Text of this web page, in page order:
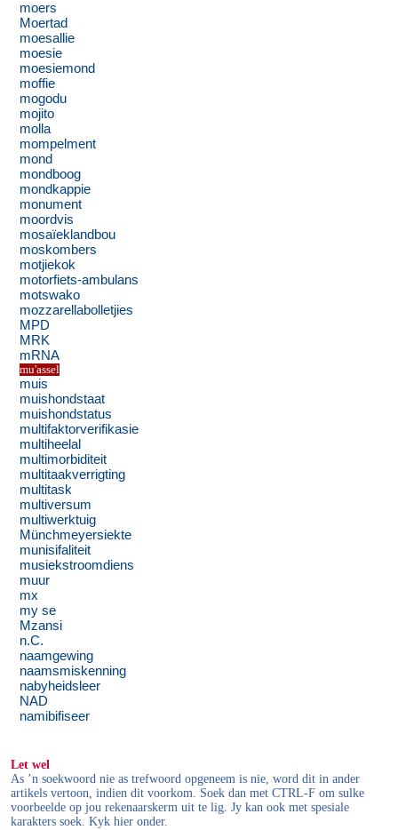
moers
Moertad
moesallie
moesie
moesiemond
moffie
mogodu
mojito
molla
mompelment
mond
mondboog
mondkappie
monument
moordvis
mosaïeklandbou
moskombers
motjiekok
motorfiets-ambulans
motswako
mozzarellabolletjies
MPD
MRK
mRNA
mu'assel
muis
muishondstaat
muishondstatus
multifaktorverifikasie
multiheelal
multimorbiditeit
multitaakverrigting
multitask
multiversum
multiwerktuig
Münchmeyersiekte
munisifaliteit
musiekstroomdiens
muur
mx
my se
Mzansi
n.C.
naamgewing
naamsmiskenning
nabyheidsleer
NAD
namibifiseer
Let wel
As ’n soekwoord nie as trefwoord opgeneem is nie, word dit in ander
artikels vertoon, indien dit voorkom. Soek dan met CTRL-F om sulke
voorbeelde op jou rekenaarskerm uit te lig. Jy kan ook met spesiale
karakters soek. Kyk hier onder.